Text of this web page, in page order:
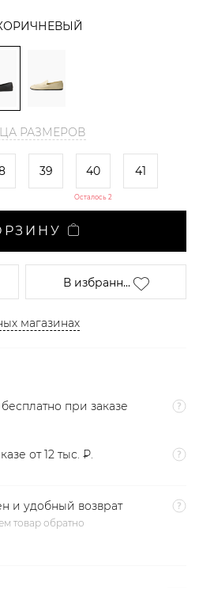
РАЗМЕРОВ
39 40
Осталось 2
41
В избранн...
магазинах
при заказе
от 12 тыс. ₽.
и удобный возврат
товар обратно